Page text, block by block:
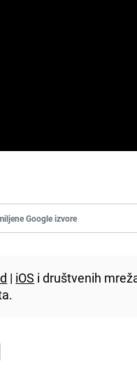
Google izvore
| iOS i društvenih